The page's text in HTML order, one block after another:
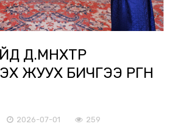
Д.МӨНХТӨР
ЖУУХ БИЧГЭЭ ӨРГӨН
2026-07-01 259